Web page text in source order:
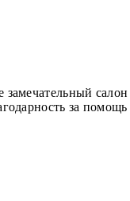
за помощь